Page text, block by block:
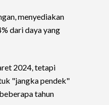
menyediakan
dari daya yang
2024, tetapi
"jangka pendek"
tahun